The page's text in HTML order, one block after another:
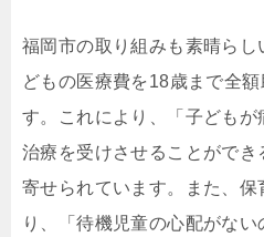
福岡市の取り組みも素晴ら
どもの医療費を18歳まで全
す。これにより、「子どもが
治療を受けさせることができ
寄せられています。また、
り、「待機児童の心配がな